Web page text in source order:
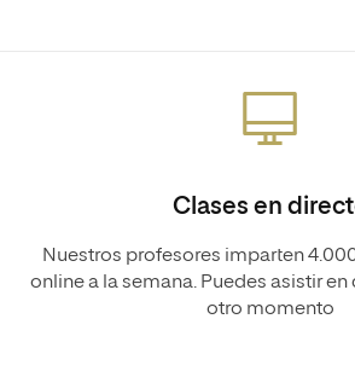
Clases en
Nuestros profesores imparten
online a la semana. Puedes asistir
otro momento